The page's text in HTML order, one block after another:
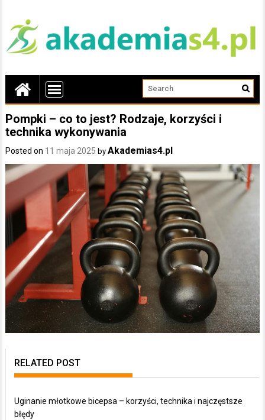
Pompki – co to jest? Rodzaje, korzyści i
technika wykonywania
Posted on 11 maja 2025 byAkademias4.pl
RELATED POST
Uginanie młotkowe bicepsa – korzyści, technika i najczęstsze
błędy